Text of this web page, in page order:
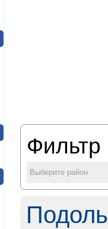
Фильтр
Выберите район